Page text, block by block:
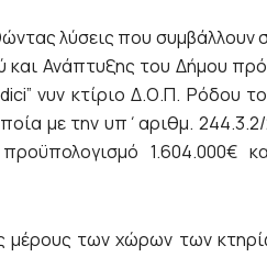
λύσεις που συμβάλλουν
Ανάπτυξης του Δήμου
νυν κτίριο Δ.Ο.Π. Ρόδου
με την υπ΄αριθμ.
1.604.000€
των χώρων των